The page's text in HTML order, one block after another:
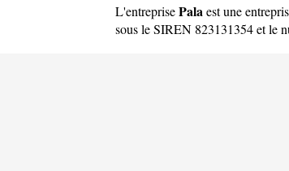
L'entreprisePala est une
sous le SIREN 823131354 et le